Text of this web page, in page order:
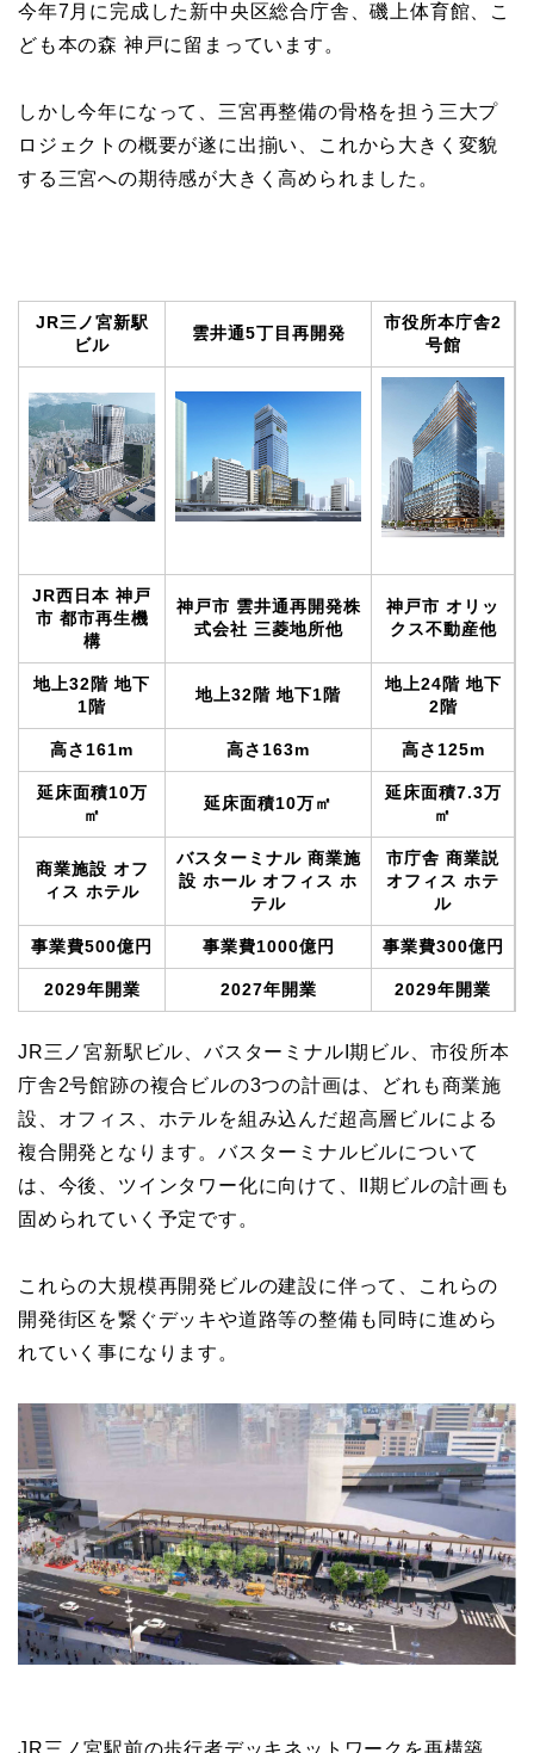
今年7月に完成した新中央区総合庁舎、磯上体育館、こ
ども本の森 神戸に留まっています。
しかし今年になって、三宮再整備の骨格を担う三大プ
ロジェクトの概要が遂に出揃い、これから大きく変貌
する三宮への期待感が大きく高められました。
JR三ノ宮新駅
ビル
雲井通5丁目再開発
市役所本庁舎2
号館
JR西日本 神戸
市 都市再生機
構
神戸市 雲井通再開発株
式会社 三菱地所他
神戸市 オリッ
クス不動産他
地上32階 地下
1階
地上32階 地下1階
地上24階 地下
2階
高さ161m 高さ163m 高さ125m
延床面積10万
㎡
延床面積10万㎡
延床面積7.3万
㎡
商業施設 オフ
ィス ホテル
バスターミナル 商業施
設 ホール オフィス ホ
テル
市庁舎 商業説
オフィス ホテ
ル
事業費500億円 事業費1000億円 事業費300億円
2029年開業 2027年開業 2029年開業
JR三ノ宮新駅ビル、バスターミナルI期ビル、市役所本
庁舎2号館跡の複合ビルの3つの計画は、どれも商業施
設、オフィス、ホテルを組み込んだ超高層ビルによる
複合開発となります。バスターミナルビルについて
は、今後、ツインタワー化に向けて、II期ビルの計画も
固められていく予定です。
これらの大規模再開発ビルの建設に伴って、これらの
開発街区を繋ぐデッキや道路等の整備も同時に進めら
れていく事になります。
JR三ノ宮駅前の歩行者デッキネットワークを再構築